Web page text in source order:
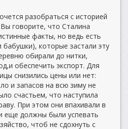
разобраться с историей
говорите, что Сталина
факты, но ведь есть
которые застали эту
обирали до нитки,
обеспечить экспорт. Для
снизились цены или нет:
и запасов на всю зиму не
счастьем, что наступила
При этом они впахивали в
еще должны были успевать
чтоб не сдохнуть с